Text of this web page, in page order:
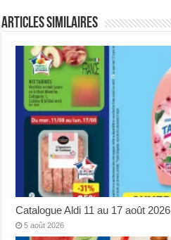
Articles Similaires
Catalogue Aldi 11 au 17 août 2026
5 août 2026